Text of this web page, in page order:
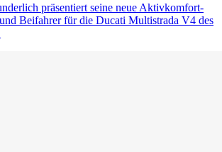
präsentiert seine neue Aktivkomfort-
Beifahrer für die Ducati Multistrada V4 des